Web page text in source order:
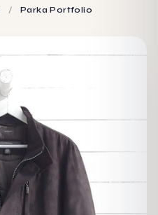
/ Parka Portfolio